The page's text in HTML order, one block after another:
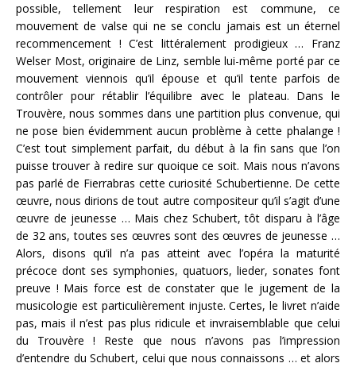
possible, tellement leur respiration est commune, ce
mouvement de valse qui ne se conclu jamais est un éternel
recommencement ! C’est littéralement prodigieux … Franz
Welser Most, originaire de Linz, semble lui-même porté par ce
mouvement viennois qu’il épouse et qu’il tente parfois de
contrôler pour rétablir l’équilibre avec le plateau. Dans le
Trouvère, nous sommes dans une partition plus convenue, qui
ne pose bien évidemment aucun problème à cette phalange !
C’est tout simplement parfait, du début à la fin sans que l’on
puisse trouver à redire sur quoique ce soit. Mais nous n’avons
pas parlé de Fierrabras cette curiosité Schubertienne. De cette
œuvre, nous dirions de tout autre compositeur qu’il s’agit d’une
œuvre de jeunesse … Mais chez Schubert, tôt disparu à l’âge
de 32 ans, toutes ses œuvres sont des œuvres de jeunesse …
Alors, disons qu’il n’a pas atteint avec l’opéra la maturité
précoce dont ses symphonies, quatuors, lieder, sonates font
preuve ! Mais force est de constater que le jugement de la
musicologie est particulièrement injuste. Certes, le livret n’aide
pas, mais il n’est pas plus ridicule et invraisemblable que celui
du Trouvère ! Reste que nous n’avons pas l’impression
d’entendre du Schubert, celui que nous connaissons … et alors